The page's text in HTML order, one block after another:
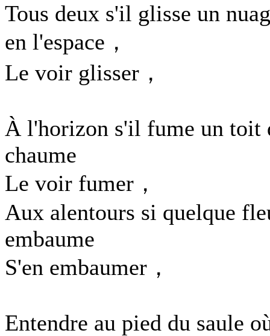
Tous deux s'il glisse un
en l'espace，
Le voir glisser，
À l'horizon s'il fume un toit
chaume
Le voir fumer，
Aux alentours si quelque
embaume
S'en embaumer，
Entendre au pied du saule